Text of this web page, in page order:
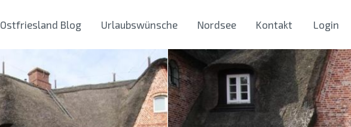
Ostfriesland Blog Urlaubswünsche Nordsee Kontakt Login